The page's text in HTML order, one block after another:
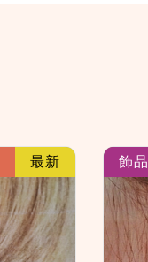
最新 飾品
link